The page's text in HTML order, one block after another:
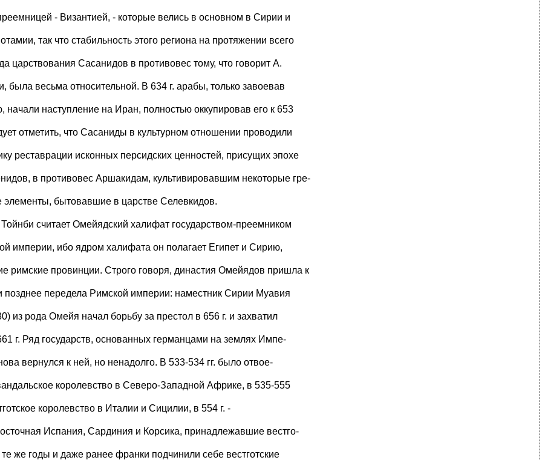
- Византией, - которые велись в основном в Сирии и
так что стабильность этого региона на протяжении всего
царствования Сасанидов в противовес тому, что говорит А.
была весьма относительной. В 634 г. арабы, только завоевав
начали наступление на Иран, полностью оккупировав его к 653
отметить, что Сасаниды в культурном отношении проводили
реставрации исконных персидских ценностей, присущих эпохе
в противовес Аршакидам, культивировавшим некоторые гре-
элементы, бытовавшие в царстве Селевкидов.
считает Омейядский халифат государством-преемником
империи, ибо ядром халифата он полагает Египет и Сирию,
римские провинции. Строго говоря, династия Омейядов пришла к
позднее передела Римской империи: наместник Сирии Муавия
из рода Омейя начал борьбу за престол в 656 г. и захватил
г. Ряд государств, основанных германцами на землях Импе-
вернулся к ней, но ненадолго. В 533-534 гг. было отвое-
королевство в Северо-Западной Африке, в 535-555
королевство в Италии и Сицилии, в 554 г. -
Испания, Сардиния и Корсика, принадлежавшие вестго-
же годы и даже ранее франки подчинили себе вестготские